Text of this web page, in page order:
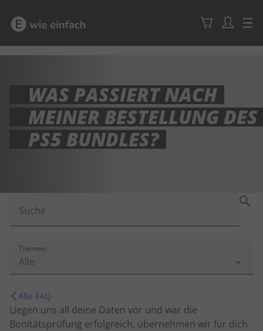
WAS PASSIERT NACH
MEINER BESTELLUNG DES
PS5 BUNDLES?
Suche
Alle
Themen
Alle FAQ
Liegen uns all deine Daten vor und war die
Bonitätsprüfung erfolgreich, übernehmen wir für dich